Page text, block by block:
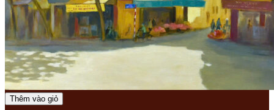
Thêm vào giỏ